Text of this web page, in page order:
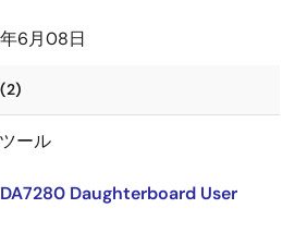
6月08日
ール
Daughterboard User